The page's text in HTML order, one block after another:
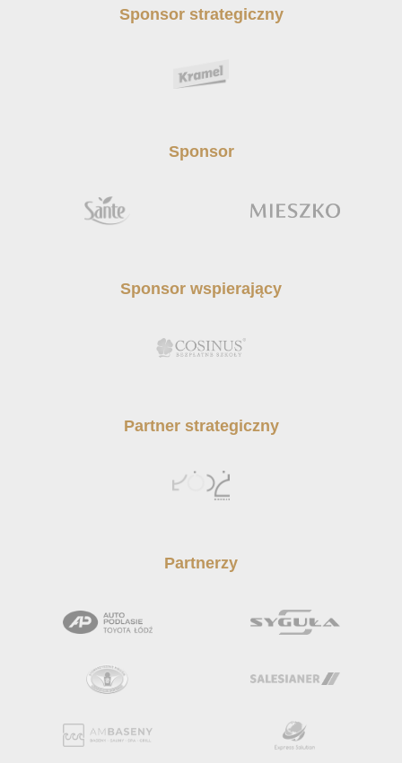
Sponsor strategiczny
Sponsor
Sponsor wspierający
Partner strategiczny
Partnerzy